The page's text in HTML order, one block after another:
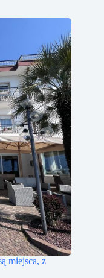
miejsca, z